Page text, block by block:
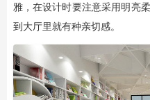
雅，在设计时要注意采用明亮
到大厅里就有种亲切感。